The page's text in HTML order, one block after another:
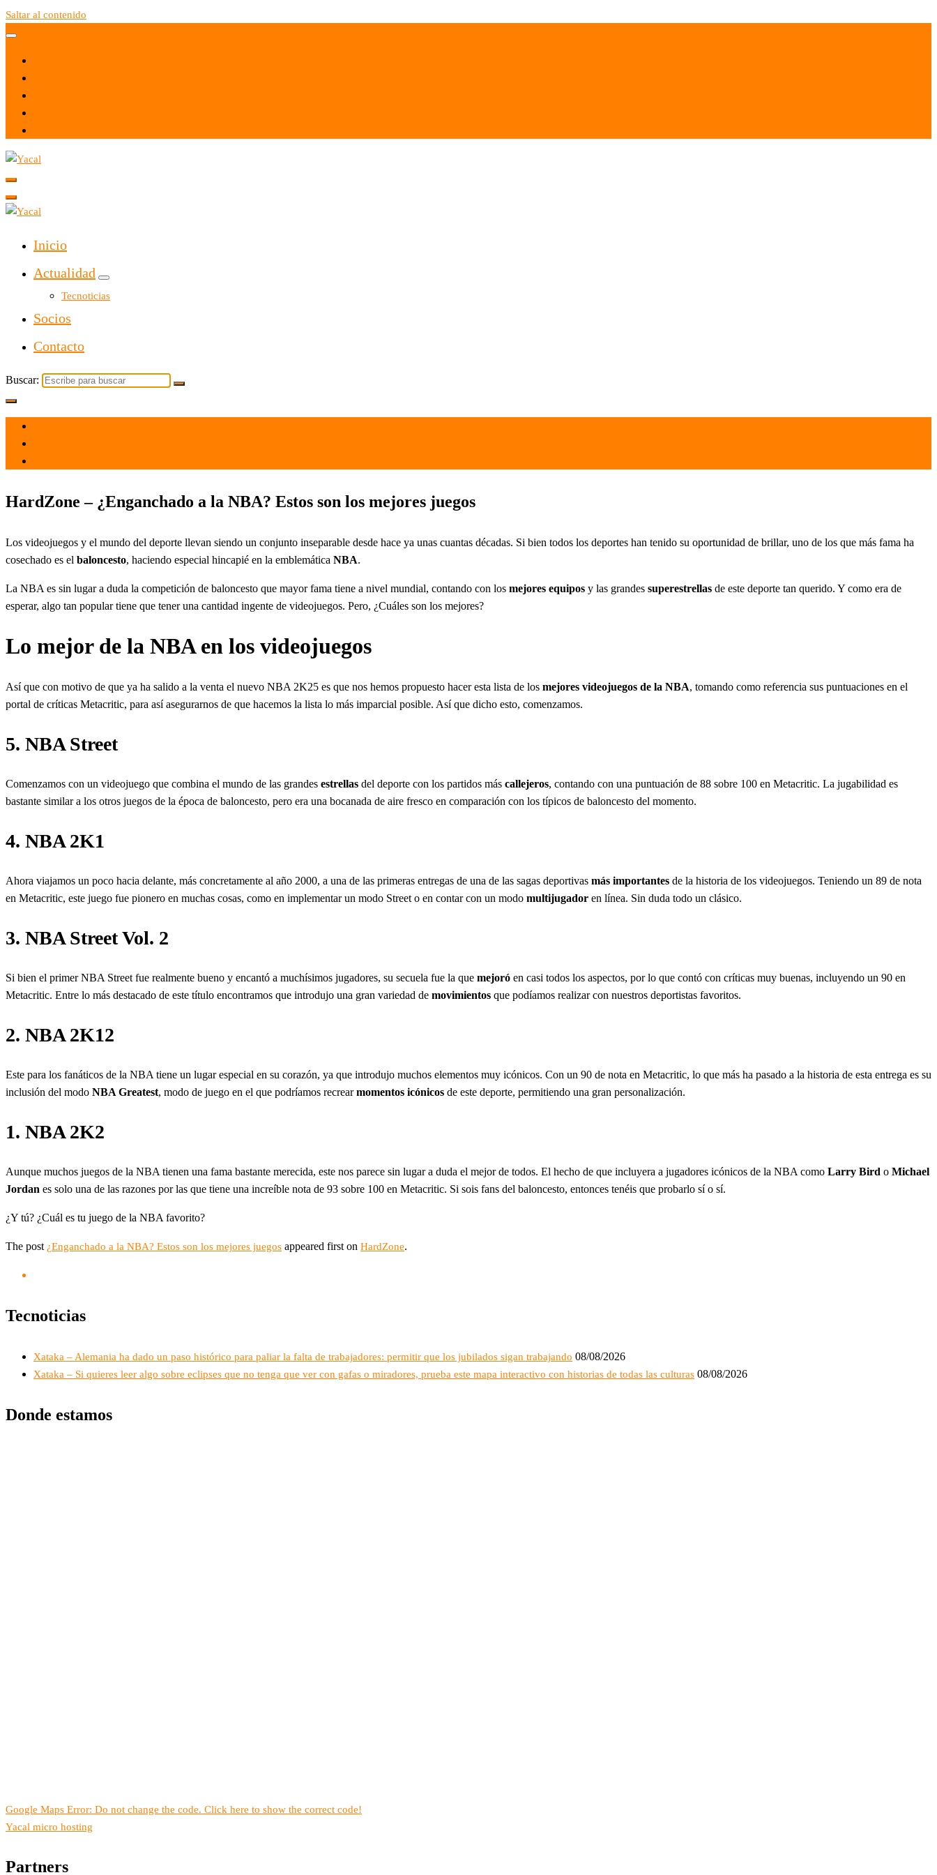
Saltar al contenido
Yacal micro hosting
Inicio
Actualidad
Tecnoticias
Socios
Contacto
Buscar:
HardZone – ¿Enganchado a la NBA? Estos son los mejores juegos
Los videojuegos y el mundo del deporte llevan siendo un conjunto inseparable desde hace ya unas cuantas décadas. Si bien todos los deportes han tenido su oportunidad de brillar, uno de los que más fama ha
cosechado es el baloncesto, haciendo especial hincapié en la emblemática NBA.
La NBA es sin lugar a duda la competición de baloncesto que mayor fama tiene a nivel mundial, contando con los mejores equipos y las grandes superestrellas de este deporte tan querido. Y como era de
esperar, algo tan popular tiene que tener una cantidad ingente de videojuegos. Pero, ¿Cuáles son los mejores?
Lo mejor de la NBA en los videojuegos
Así que con motivo de que ya ha salido a la venta el nuevo NBA 2K25 es que nos hemos propuesto hacer esta lista de los mejores videojuegos de la NBA, tomando como referencia sus puntuaciones en el
portal de críticas Metacritic, para así asegurarnos de que hacemos la lista lo más imparcial posible. Así que dicho esto, comenzamos.
5. NBA Street
Comenzamos con un videojuego que combina el mundo de las grandes estrellas del deporte con los partidos más callejeros, contando con una puntuación de 88 sobre 100 en Metacritic. La jugabilidad es
bastante similar a los otros juegos de la época de baloncesto, pero era una bocanada de aire fresco en comparación con los típicos de baloncesto del momento.
4. NBA 2K1
Ahora viajamos un poco hacia delante, más concretamente al año 2000, a una de las primeras entregas de una de las sagas deportivas más importantes de la historia de los videojuegos. Teniendo un 89 de nota
en Metacritic, este juego fue pionero en muchas cosas, como en implementar un modo Street o en contar con un modo multijugador en línea. Sin duda todo un clásico.
3. NBA Street Vol. 2
Si bien el primer NBA Street fue realmente bueno y encantó a muchísimos jugadores, su secuela fue la que mejoró en casi todos los aspectos, por lo que contó con críticas muy buenas, incluyendo un 90 en
Metacritic. Entre lo más destacado de este título encontramos que introdujo una gran variedad de movimientos que podíamos realizar con nuestros deportistas favoritos.
2. NBA 2K12
Este para los fanáticos de la NBA tiene un lugar especial en su corazón, ya que introdujo muchos elementos muy icónicos. Con un 90 de nota en Metacritic, lo que más ha pasado a la historia de esta entrega es su
inclusión del modo NBA Greatest, modo de juego en el que podríamos recrearmomentos icónicos de este deporte, permitiendo una gran personalización.
1. NBA 2K2
Aunque muchos juegos de la NBA tienen una fama bastante merecida, este nos parece sin lugar a duda el mejor de todos. El hecho de que incluyera a jugadores icónicos de la NBA como Larry Bird o Michael
Jordan es solo una de las razones por las que tiene una increíble nota de 93 sobre 100 en Metacritic. Si sois fans del baloncesto, entonces tenéis que probarlo sí o sí.
¿Y tú? ¿Cuál es tu juego de la NBA favorito?
The post ¿Enganchado a la NBA? Estos son los mejores juegos appeared first on HardZone.
Tecnoticias
Xataka – Alemania ha dado un paso histórico para paliar la falta de trabajadores: permitir que los jubilados sigan trabajando 08/08/2026
Xataka – Si quieres leer algo sobre eclipses que no tenga que ver con gafas o miradores, prueba este mapa interactivo con historias de todas las culturas 08/08/2026
Donde estamos
Google Maps Error: Do not change the code. Click here to show the correct code!
Yacal micro hosting
Partners